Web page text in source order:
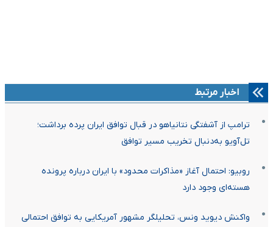
اخبار مرتبط
ترامپ از آشفتگی نتانیاهو در قبال توافق ایران پرده برداشت؛
تل‌آویو به‌دنبال تخریب مسیر توافق
روبیو: احتمال آغاز «مذاکرات محدود» با ایران درباره پرونده
هسته‌ای وجود دارد
واکنش دیوید ونس، تحلیلگر مشهور آمریکایی به توافق احتمالی